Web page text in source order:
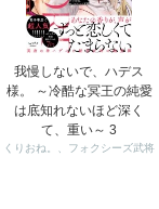
我慢しないで、ハデス
様。 ～冷酷な冥王の純愛
は底知れないほど深く
て、重い～ 3
くりおね。、フォクシーズ武将